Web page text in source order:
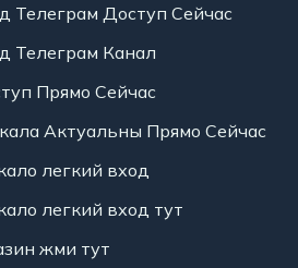
Телеграм Доступ Сейчас
Телеграм Канал
Прямо Сейчас
Актуальны Прямо Сейчас
легкий вход
легкий вход тут
жми тут